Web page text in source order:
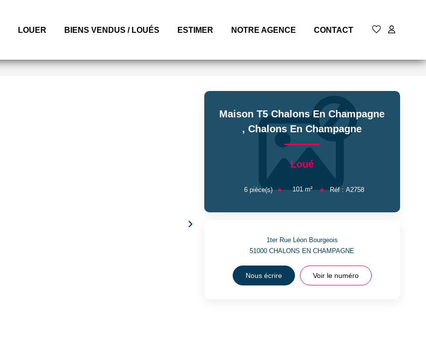
LOUER BIENS VENDUS / LOUÉS ESTIMER NOTRE AGENCE CONTACT
Maison T5 Chalons En Champagne
,Chalons En Champagne
Loué
6 pièce(s) 101m² Réf : A2758
1ter Rue Léon Bourgeois
51000CHALONS EN CHAMPAGNE
Nous écrire Voir le numéro